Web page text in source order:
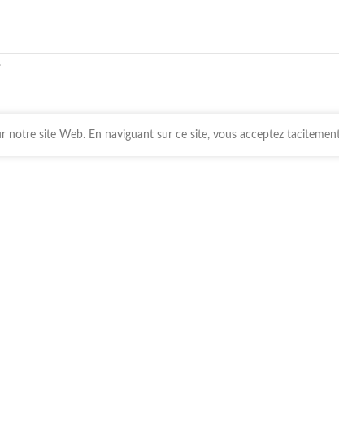
notre site Web. En naviguant sur ce site, vous acceptez